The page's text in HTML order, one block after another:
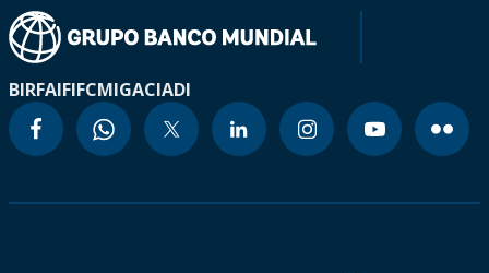
BIRFAIFIFCMIGACIADI